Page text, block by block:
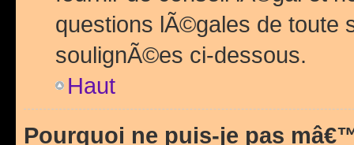
questions lÃ©gales de
soulignÃ©es ci-dessous.
Haut
Pourquoi ne puis-je pas